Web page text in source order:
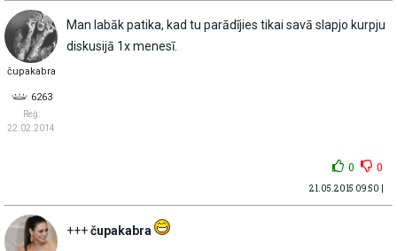
čupakabra
6263
Reģ:
22.02.2014
Man labāk patika, kad tu parādījies tikai savā slapjo kurpju
diskusijā 1x menesī.
0 0
21.05.2015 09:50 |
+++čupakabra